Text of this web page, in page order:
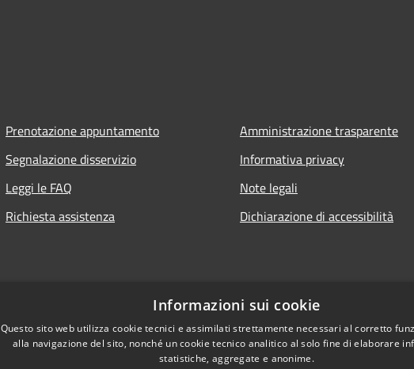
Prenotazione appuntamento
Segnalazione disservizio
Leggi le FAQ
Richiesta assistenza
Amministrazione trasparente
Informativa privacy
Note legali
Dichiarazione di accessibilità
Informazioni sui cookie
Questo sito web utilizza cookie tecnici e assimilati strettamente necessari al corretto
alla navigazione del sito, nonché un cookie tecnico analitico al solo fine di elaborare
statistiche, aggregate e anonime.